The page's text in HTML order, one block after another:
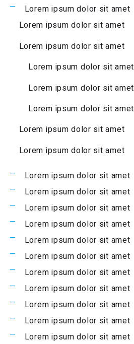
Lorem ipsum dolor sit amet
Lorem ipsum dolor sit amet
Lorem ipsum dolor sit amet
Lorem ipsum dolor sit amet
Lorem ipsum dolor sit amet
Lorem ipsum dolor sit amet
Lorem ipsum dolor sit amet
Lorem ipsum dolor sit amet
Lorem ipsum dolor sit amet
Lorem ipsum dolor sit amet
Lorem ipsum dolor sit amet
Lorem ipsum dolor sit amet
Lorem ipsum dolor sit amet
Lorem ipsum dolor sit amet
Lorem ipsum dolor sit amet
Lorem ipsum dolor sit amet
Lorem ipsum dolor sit amet
Lorem ipsum dolor sit amet
Lorem ipsum dolor sit amet